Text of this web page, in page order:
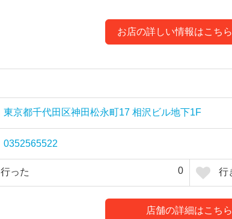
お店の詳しい情報はこちら
東京都千代田区神田松永町17 相沢ビル地下1F
0352565522
行った 0 行
店舗の詳細はこちら